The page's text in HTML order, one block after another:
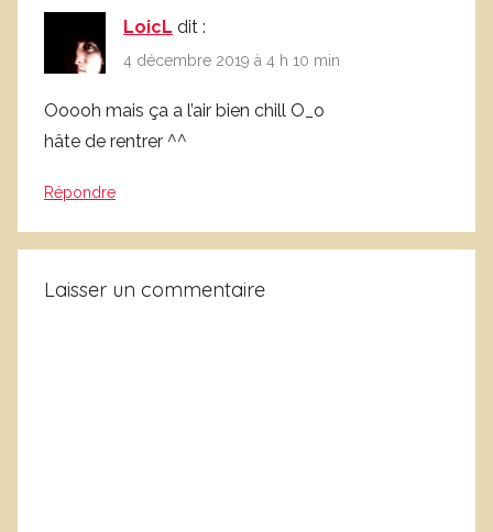
LoicL dit :
4 décembre 2019 à 4 h 10 min
Ooooh mais ça a l’air bien chill O_o
hâte de rentrer ^^
Répondre
Laisser un commentaire